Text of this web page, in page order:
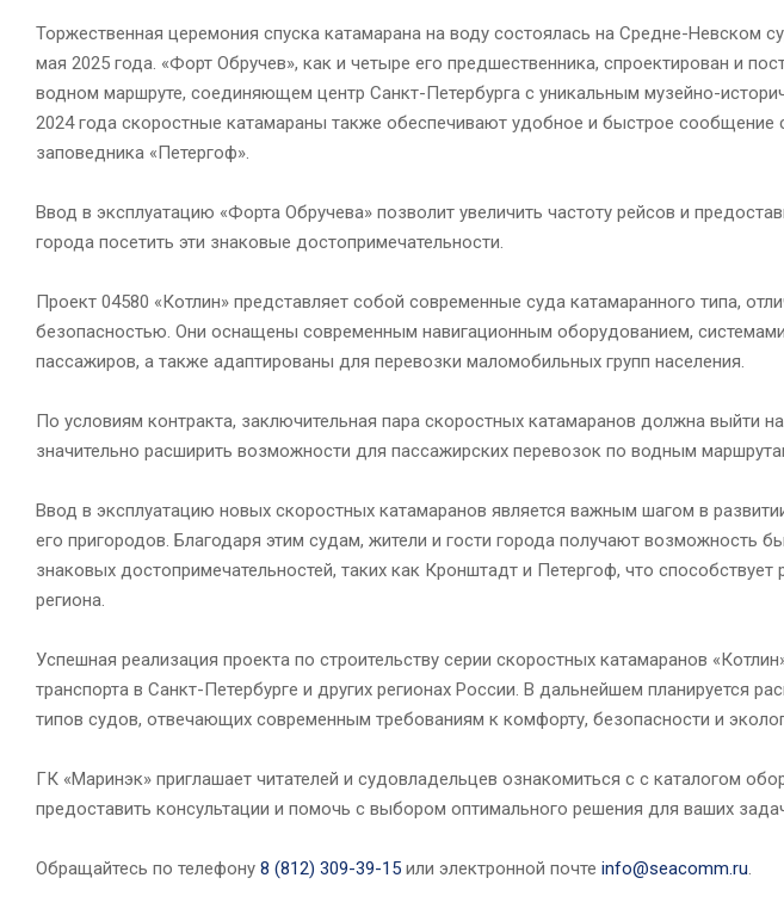
Торжественная церемония спуска катамарана на воду состоялась на Средне-Невском
мая 2025 года. «Форт Обручев», как и четыре его предшественника, спроектирован и
водном маршруте, соединяющем центр Санкт-Петербурга с уникальным музейно-
2024 года скоростные катамараны также обеспечивают удобное и быстрое
заповедника «Петергоф».
Ввод в эксплуатацию «Форта Обручева» позволит увеличить частоту рейсов и
города посетить эти знаковые достопримечательности.
Проект 04580 «Котлин» представляет собой современные суда катамаранного типа,
безопасностью. Они оснащены современным навигационным оборудованием,
пассажиров, а также адаптированы для перевозки маломобильных групп населения.
По условиям контракта, заключительная пара скоростных катамаранов должна выйти
значительно расширить возможности для пассажирских перевозок по водным
Ввод в эксплуатацию новых скоростных катамаранов является важным шагом в
его пригородов. Благодаря этим судам, жители и гости города получают возможность
знаковых достопримечательностей, таких как Кронштадт и Петергоф, что
региона.
Успешная реализация проекта по строительству серии скоростных катамаранов
транспорта в Санкт-Петербурге и других регионах России. В дальнейшем планируется
типов судов, отвечающих современным требованиям к комфорту, безопасности и
ГК «Маринэк» приглашает читателей и судовладельцев ознакомиться с с каталогом
предоставить консультации и помочь с выбором оптимального решения для ваших
Обращайтесь по телефону 8 (812) 309-39-15 или электронной почте info@seacomm.ru.